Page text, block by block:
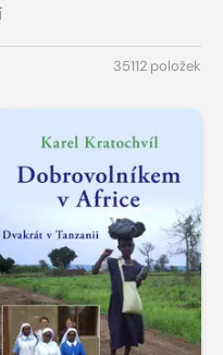
35112 položek